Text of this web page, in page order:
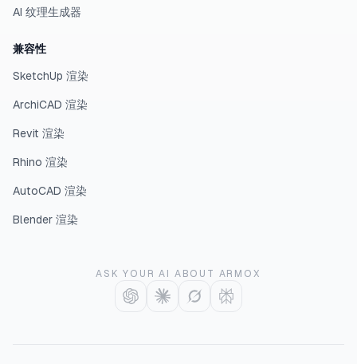
AI 纹理生成器
兼容性
SketchUp 渲染
ArchiCAD 渲染
Revit 渲染
Rhino 渲染
AutoCAD 渲染
Blender 渲染
ASK YOUR AI ABOUT ARMOX